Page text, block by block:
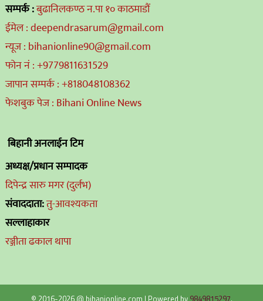
सम्पर्क :बुढानिलकण्ठ न.पा १० काठमाडौं
ईमेल : deependrasarum@gmail.com
न्यूज : bihanionline90@gmail.com
फोन नं : +9779811631529
जापान सम्पर्क : +818048108362
फेशबुक पेज : Bihani Online News
बिहानी अनलाईन टिम
अध्यक्ष/प्रधान सम्पादक
दिपेन्द्र सारु मगर (दुर्लभ)
संवाददाता:तु-आवश्यकता
सल्लाहाकार
रञ्जीता ढकाल थापा